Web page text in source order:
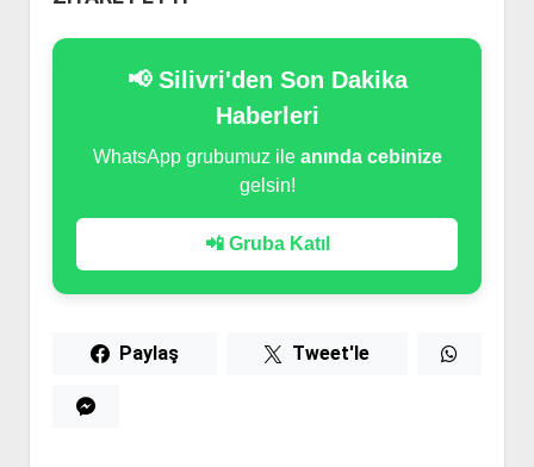
📢 Silivri'den Son Dakika
Haberleri
WhatsApp grubumuz ile anında cebinize
gelsin!
📲 Gruba Katıl
Paylaş Tweet'le